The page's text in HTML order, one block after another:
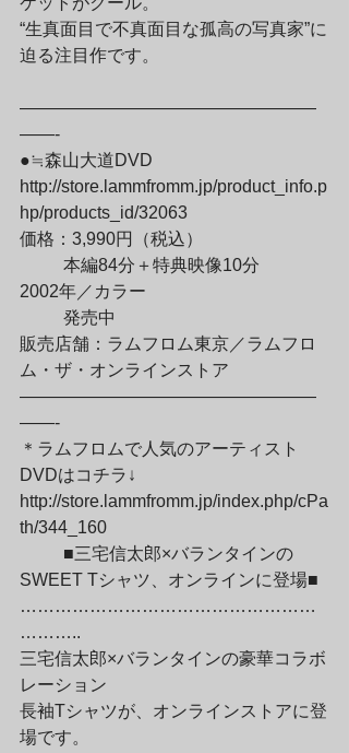
“生真面目で不真面目な孤高の写真家”に
迫る注目作です。
—————————————————
——-
●≒森山大道DVD
http://store.lammfromm.jp/product_info.p
hp/products_id/32063
価格：3,990円（税込）
2002年／カラー
販売店舗：ラムフロム東京／ラムフロ
ム・ザ・オンラインストア
—————————————————
——-
＊ラムフロムで人気のアーティスト
DVDはコチラ↓
http://store.lammfromm.jp/index.php/cPa
th/344_160
SWEET Tシャツ、オンラインに登場■
……………………………………………
………..
三宅信太郎×バランタインの豪華コラボ
レーション
長袖Tシャツが、オンラインストアに登
場です。